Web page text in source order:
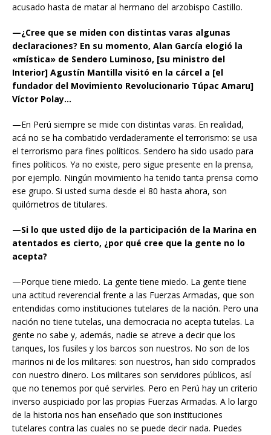
acusado hasta de matar al hermano del arzobispo Castillo.
—¿Cree que se miden con distintas varas algunas
declaraciones? En su momento, Alan García elogió la
«mística» de Sendero Luminoso, [su ministro del
Interior] Agustín Mantilla visitó en la cárcel a [el
fundador del Movimiento Revolucionario Túpac Amaru]
Víctor Polay…
—En Perú siempre se mide con distintas varas. En realidad,
acá no se ha combatido verdaderamente el terrorismo: se usa
el terrorismo para fines políticos. Sendero ha sido usado para
fines políticos. Ya no existe, pero sigue presente en la prensa,
por ejemplo. Ningún movimiento ha tenido tanta prensa como
ese grupo. Si usted suma desde el 80 hasta ahora, son
quilómetros de titulares.
—Si lo que usted dijo de la participación de la Marina en
atentados es cierto, ¿por qué cree que la gente no lo
acepta?
—Porque tiene miedo. La gente tiene miedo. La gente tiene
una actitud reverencial frente a las Fuerzas Armadas, que son
entendidas como instituciones tutelares de la nación. Pero una
nación no tiene tutelas, una democracia no acepta tutelas. La
gente no sabe y, además, nadie se atreve a decir que los
tanques, los fusiles y los barcos son nuestros. No son de los
marinos ni de los militares: son nuestros, han sido comprados
con nuestro dinero. Los militares son servidores públicos, así
que no tenemos por qué servirles. Pero en Perú hay un criterio
inverso auspiciado por las propias Fuerzas Armadas. A lo largo
de la historia nos han enseñado que son instituciones
tutelares contra las cuales no se puede decir nada. Puedes